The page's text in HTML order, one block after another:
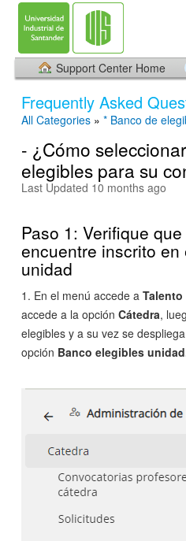
Support Center Home
Frequently Asked
All Categories » * Banco de
- ¿Cómo
elegibles para su
Last Updated 10 months ago
Paso 1: Verifique
encuentre inscrito
unidad
1. En el menú accede a Talento
accede a la opción Cátedra,
elegibles y a su vez se
opción Banco elegibles